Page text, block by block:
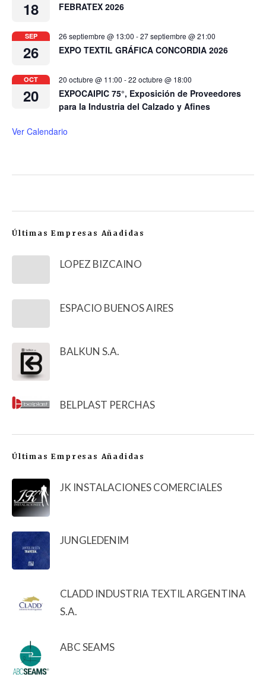
18 FEBRATEX 2026
SEP
26
26 septiembre @ 13:00 -27 septiembre @ 21:00
EXPO TEXTIL GRÁFICA CONCORDIA 2026
OCT
20
20 octubre @ 11:00 -22 octubre @ 18:00
EXPOCAIPIC 75°, Exposición de Proveedores
para la Industria del Calzado y Afines
Ver Calendario
Últimas Empresas Añadidas
LOPEZ BIZCAINO
ESPACIO BUENOS AIRES
BALKUN S.A.
BELPLAST PERCHAS
Últimas Empresas Añadidas
JK INSTALACIONES COMERCIALES
JUNGLEDENIM
CLADD INDUSTRIA TEXTIL ARGENTINA
S.A.
ABC SEAMS